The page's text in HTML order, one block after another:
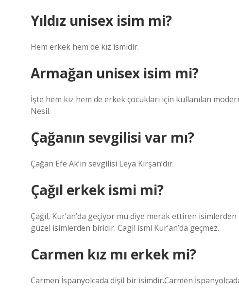
Yıldız unisex isim mi?
Hem erkek hem de kız ismidir.
Armağan unisex isim mi?
İşte hem kız hem de erkek çocukları için kullanılan
Nesil.
Çağanın sevgilisi var mı?
Çağan Efe Ak’ın sevgilisi Leya Kırşan’dır.
Çağıl erkek ismi mi?
Çağıl, Kur’an’da geçiyor mu diye merak ettiren
güzel isimlerden biridir. Cagil ismi Kur’an’da geçmez.
Carmen kız mı erkek mi?
Carmen İspanyolcada dişil bir isimdir.Carmen